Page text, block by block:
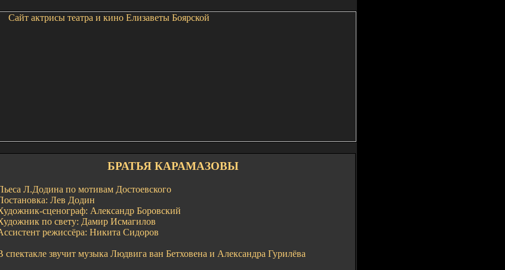
БРАТЬЯ КАРАМАЗОВЫ
Л.Додина по мотивам Достоевского
Лев Додин
сценограф: Александр Боровский
по свету: Дамир Исмагилов
режиссёра: Никита Сидоров
спектакле звучит музыка Людвига ван Бетховена и Александра Гурилёва